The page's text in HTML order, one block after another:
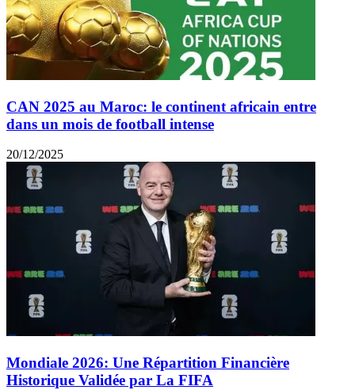
CAN 2025 au Maroc: le continent africain entre
dans un mois de football intense
20/12/2025
Mondiale 2026: Une Répartition Financière
Historique Validée par La FIFA